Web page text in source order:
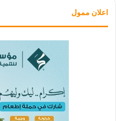
اعلان ممول